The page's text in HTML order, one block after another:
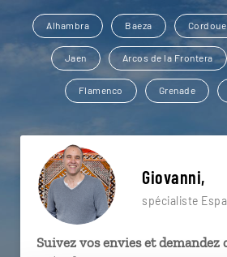
Alhambra Baeza Cordoue
Jaen Arcos de la Frontera
Flamenco Grenade
Giovanni,
spécialiste
Suivez vos envies et demandez